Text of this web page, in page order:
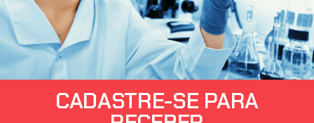
CADASTRE-SE PARA